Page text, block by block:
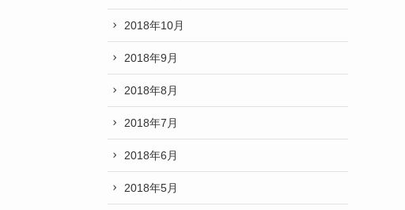
2018年10月
2018年9月
2018年8月
2018年7月
2018年6月
2018年5月